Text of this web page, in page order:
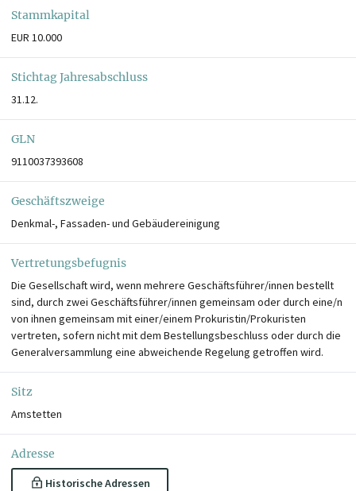
Stammkapital
EUR 10.000
Stichtag Jahresabschluss
31.12.
GLN
9110037393608
Geschäftszweige
Denkmal-, Fassaden- und Gebäudereinigung
Vertretungsbefugnis
Die Gesellschaft wird, wenn mehrere Geschäftsführer/innen bestellt
sind, durch zwei Geschäftsführer/innen gemeinsam oder durch eine/n
von ihnen gemeinsam mit einer/einem Prokuristin/Prokuristen
vertreten, sofern nicht mit dem Bestellungsbeschluss oder durch die
Generalversammlung eine abweichende Regelung getroffen wird.
Sitz
Amstetten
Adresse
Historische Adressen